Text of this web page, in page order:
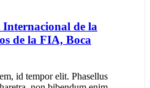
de la
de la FIA, Boca
id tempor elit. Phasellus